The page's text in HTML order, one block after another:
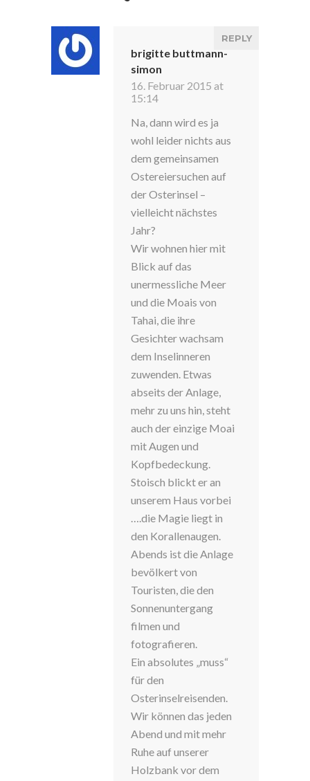
brigitte buttmann-
simon
16. Februar 2015 at
15:14
REPLY
Na, dann wird es ja
wohl leider nichts aus
dem gemeinsamen
Ostereiersuchen auf
der Osterinsel –
vielleicht nächstes
Jahr?
Wir wohnen hier mit
Blick auf das
unermessliche Meer
und die Moais von
Tahai, die ihre
Gesichter wachsam
dem Inselinneren
zuwenden. Etwas
abseits der Anlage,
mehr zu uns hin, steht
auch der einzige Moai
mit Augen und
Kopfbedeckung.
Stoisch blickt er an
unserem Haus vorbei
….die Magie liegt in
den Korallenaugen.
Abends ist die Anlage
bevölkert von
Touristen, die den
Sonnenuntergang
filmen und
fotografieren.
Ein absolutes „muss“
für den
Osterinselreisenden.
Wir können das jeden
Abend und mit mehr
Ruhe auf unserer
Holzbank vor dem